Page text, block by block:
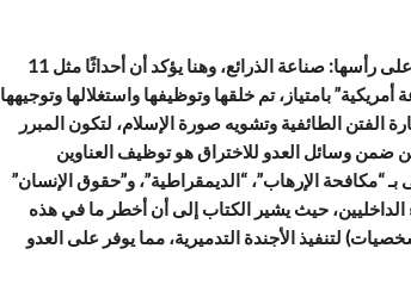
وفي هذا السياق يوضح الكتاب كيف يتم هذا الاختراق عبر عدة وسائل على رأسها: صناعة الذرائع، وهنا يؤكد أن أحداثًا مثل 11
بامتياز، تم خلقها وتوظيفها واستغلالها وتوجيهها
الفتن الطائفية وتشويه صورة الإسلام، لتكون المبرر
ضمن وسائل العدو للاختراق هو توظيف العناوين
الإرهاب”، “الديمقراطية”، و”حقوق الإنسان”
الداخليين، حيث يشير الكتاب إلى أن أخطر ما في هذه
لتنفيذ الأجندة التدميرية، مما يوفر على العدو